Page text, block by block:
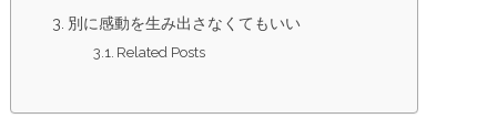
別に感動を生み出さなくてもいい
Related Posts